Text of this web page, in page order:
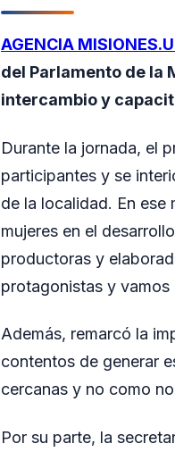
AGENCIA
del Parlamento de la
intercambio y
Durante la jornada, el
participantes y se
de la localidad. En
mujeres en el
productoras y
protagonistas y vamos
Además, remarcó la
contentos de generar
cercanas y no como
Por su parte, la